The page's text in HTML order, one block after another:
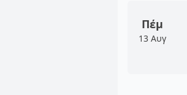
Πέμ
13 Αυγ